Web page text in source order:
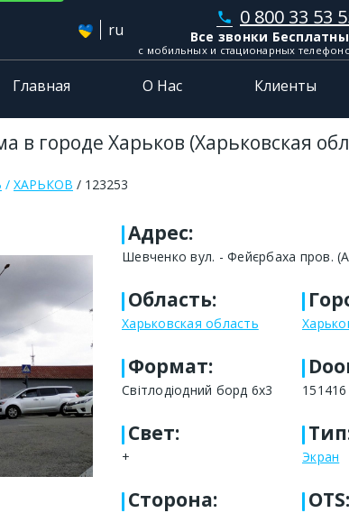
ru
phone 0 800 33 53
Все звонки
с мобильных и стационарных
Главная О Нас Клиенты
в городе Харьков (Харьковская
ХАРЬКОВ 123253
Адрес:
Шевченко вул. - Фейєрбаха пров.
Область:
Харьковская область
Формат:
Світлодіодний борд 6х3 151416
Свет:
+
Тип
Экран
Сторона: OTS: